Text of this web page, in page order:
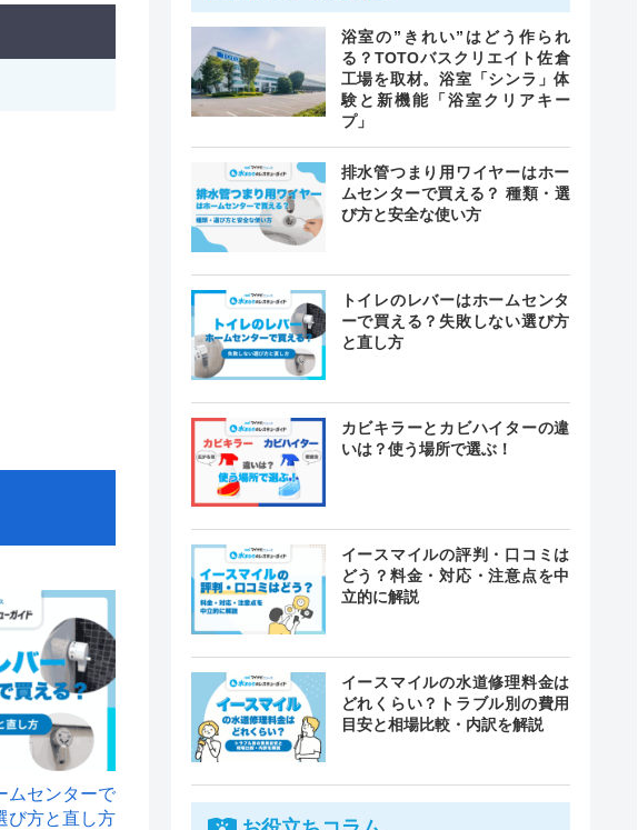
ムセンターで
び方と直し方
浴室の”きれい”はどう作られ
る？TOTOバスクリエイト佐倉
工場を取材。浴室「シンラ」体
験と新機能「浴室クリアキー
プ」
排水管つまり用ワイヤーはホー
ムセンターで買える？ 種類・選
び方と安全な使い方
トイレのレバーはホームセンタ
ーで買える？失敗しない選び方
と直し方
カビキラーとカビハイターの違
いは？使う場所で選ぶ！
イースマイルの評判・口コミは
どう？料金・対応・注意点を中
立的に解説
イースマイルの水道修理料金は
どれくらい？トラブル別の費用
目安と相場比較・内訳を解説